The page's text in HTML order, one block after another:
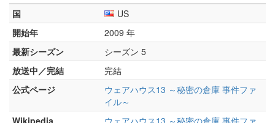
国
US
開始年
2009 年
最新シーズン
シーズン 5
放送中／完結
完結
公式ページ
ウェアハウス13 ～秘密の倉庫 事件ファ
イル～
Wikipedia
ウェアハウス13 ～秘密の倉庫 事件ファ